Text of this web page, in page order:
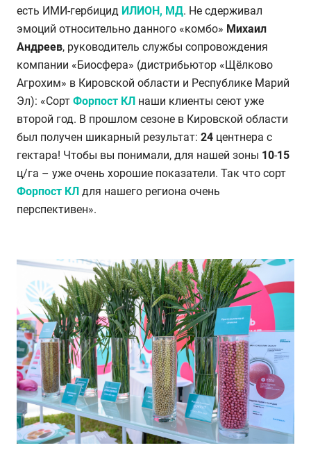
есть ИМИ-гербицид ИЛИОН, МД. Не сдерживал
эмоций относительно данного «комбо» Михаил
Андреев, руководитель службы сопровождения
компании «Биосфера» (дистрибьютор «Щёлково
Агрохим» в Кировской области и Республике Марий
Эл): «Сорт Форпост КЛ наши клиенты сеют уже
второй год. В прошлом сезоне в Кировской области
был получен шикарный результат: 24 центнера с
гектара! Чтобы вы понимали, для нашей зоны 10-15
ц/га – уже очень хорошие показатели. Так что сорт
Форпост КЛ для нашего региона очень
перспективен».